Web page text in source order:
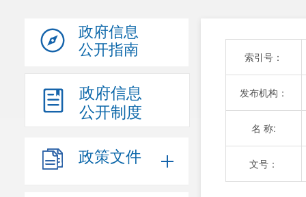
政府信息
公开指南
政府信息
公开制度
政策文件
索引号：
发布机构：
名 称:
文号：